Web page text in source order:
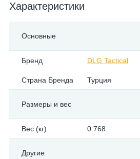
Характеристики
Основные
Бренд DLG Tactical
Страна Бренда Турция
Размеры и вес
Вес (кг) 0.768
Другие